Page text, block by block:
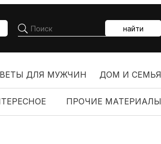
найти
ДЛЯ МУЖЧИН ДОМ И СЕМЬЯ
ПРОЧИЕ МАТЕРИАЛЫ